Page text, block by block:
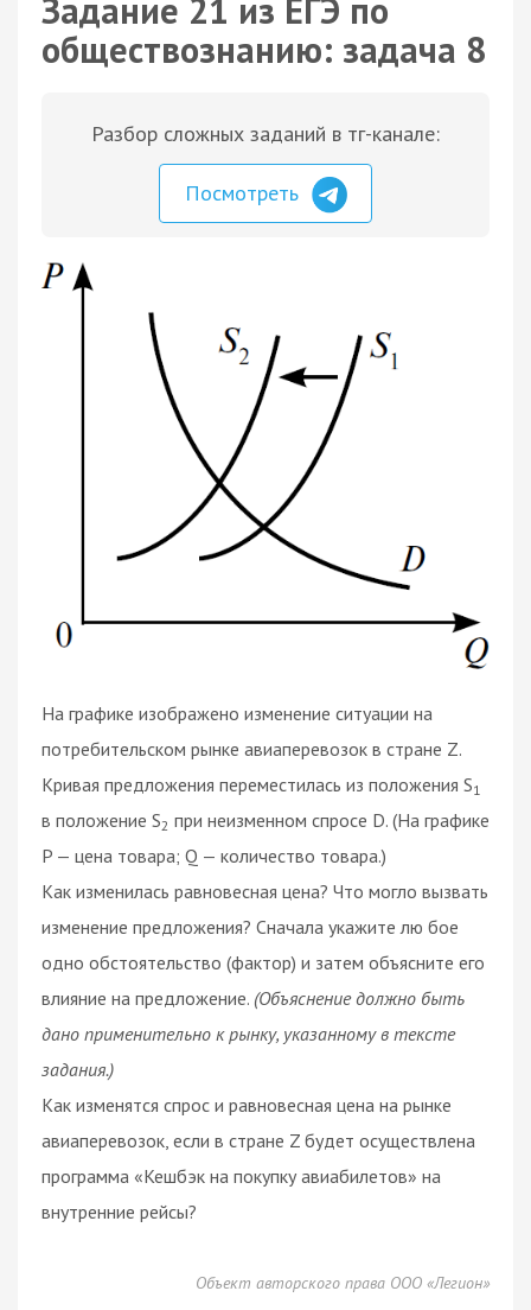
Задание 21 из ЕГЭ по
обществознанию: задача 8
Разбор сложных заданий в тг-канале:
Посмотреть
На графике изображено изменение ситуации на
потребительском рынке авиаперевозок в стране Z.
Кривая предложения переместилась из положения S1
в положение S2 при неизменном спросе D. (На графике
P — цена товара; Q — количество товара.)
Как изменилась равновесная цена? Что могло вызвать
изменение предложения? Cначала укажите лю бое
одно обстоятельство (фактор) и затем объясните его
влияние на предложение. (Объяснение должно быть
дано применительно к рынку, указанному в тексте
задания.)
Как изменятся спрос и равновесная цена на рынке
авиаперевозок, если в стране Z будет осуществлена
программа «Кешбэк на покупку авиабилетов» на
внутренние рейсы?
Объект авторского права ООО «Легион»